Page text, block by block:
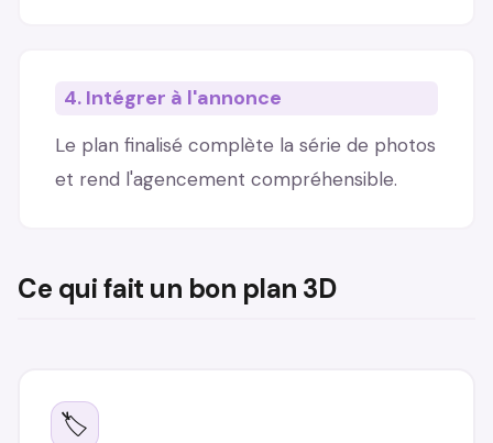
4. Intégrer à l'annonce
Le plan finalisé complète la série de photos
et rend l'agencement compréhensible.
Ce qui fait un bon plan 3D
🏷️